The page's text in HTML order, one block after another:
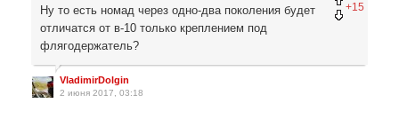
+15
Ну то есть номад через одно-два поколения будет
отличатся от в-10 только креплением под
флягодержатель?
VladimirDolgin
2 июня 2017, 03:18